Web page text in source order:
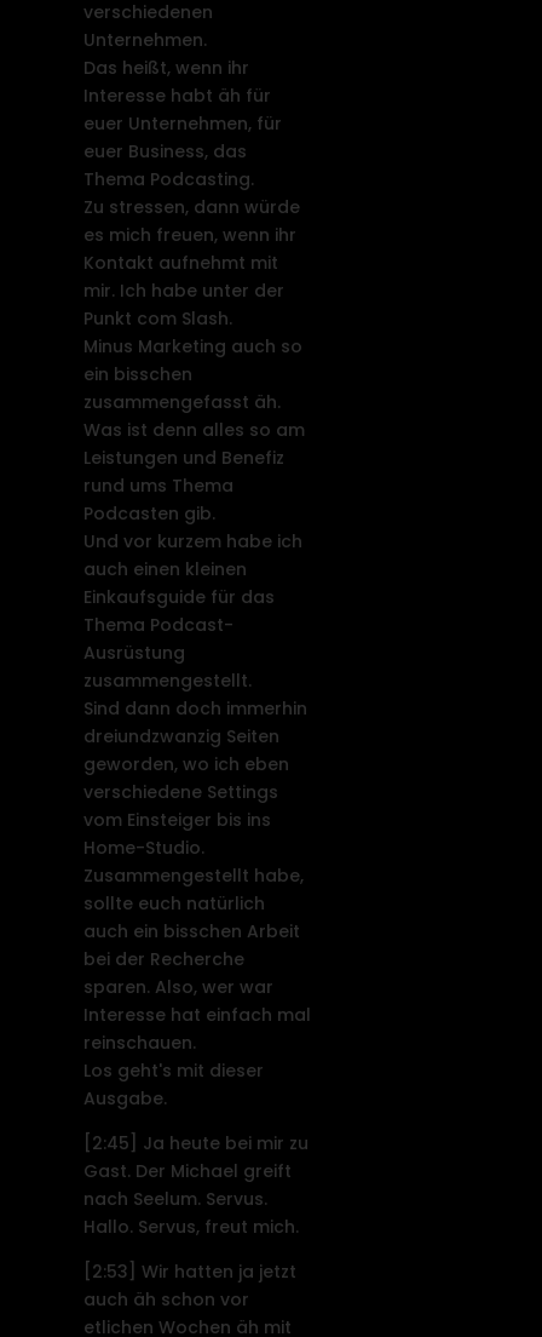
verschiedenen
Unternehmen.
Das heißt, wenn ihr
Interesse habt äh für
euer Unternehmen, für
euer Business, das
Thema Podcasting.
Zu stressen, dann würde
es mich freuen, wenn ihr
Kontakt aufnehmt mit
mir. Ich habe unter der
Punkt com Slash.
Minus Marketing auch so
ein bisschen
zusammengefasst äh.
Was ist denn alles so am
Leistungen und Benefiz
rund ums Thema
Podcasten gib.
Und vor kurzem habe ich
auch einen kleinen
Einkaufsguide für das
Thema Podcast-
Ausrüstung
zusammengestellt.
Sind dann doch immerhin
dreiundzwanzig Seiten
geworden, wo ich eben
verschiedene Settings
vom Einsteiger bis ins
Home-Studio.
Zusammengestellt habe,
sollte euch natürlich
auch ein bisschen Arbeit
bei der Recherche
sparen. Also, wer war
Interesse hat einfach mal
reinschauen.
Los geht's mit dieser
Ausgabe.
[2:45]
Ja heute bei mir zu
Gast. Der Michael greift
nach Seelum. Servus.
Hallo. Servus, freut mich.
[2:53] Wir hatten ja jetzt
auch äh schon vor
etlichen Wochen äh mit